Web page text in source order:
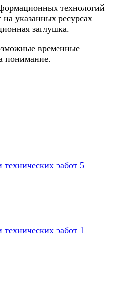
технологий
указанных ресурсах
заглушка.
временные
понимание.
работ 5
работ 1